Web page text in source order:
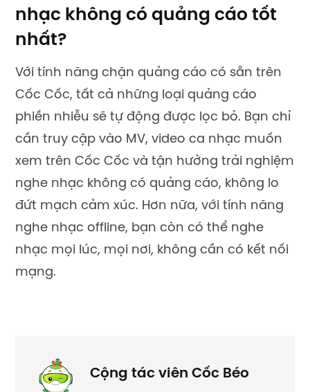
nhạc không có quảng cáo tốt
nhất?
Với tính năng chặn quảng cáo có sẵn trên
Cốc Cốc, tất cả những loại quảng cáo
phiền nhiễu sẽ tự động được lọc bỏ. Bạn chỉ
cần truy cập vào MV, video ca nhạc muốn
xem trên Cốc Cốc và tận hưởng trải nghiệm
nghe nhạc không có quảng cáo, không lo
đứt mạch cảm xúc. Hơn nữa, với tính năng
nghe nhạc offline, bạn còn có thể nghe
nhạc mọi lúc, mọi nơi, không cần có kết nối
mạng.
Cộng tác viên Cốc Béo